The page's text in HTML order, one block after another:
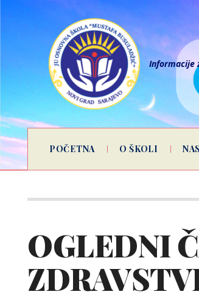
Informacije
POČETNA O ŠKOLI
OGLEDNI